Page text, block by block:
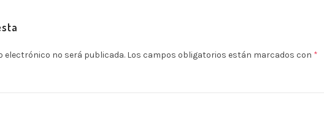
electrónico no será publicada. Los campos obligatorios están marcados con *